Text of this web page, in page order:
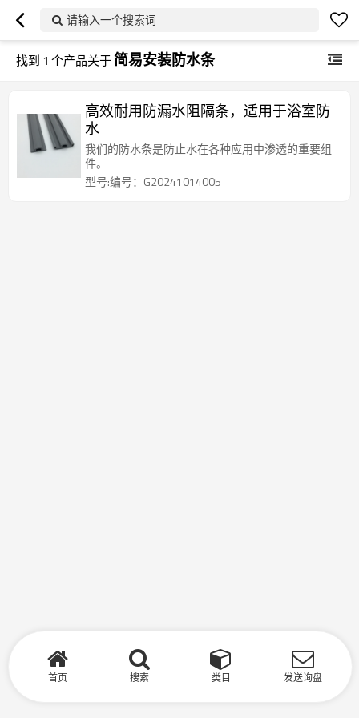
请输入一个搜索词
找到 1 个产品关于简易安装防水条
高效耐用防漏水阻隔条，适用于浴室防
水
我们的防水条是防止水在各种应用中渗透的重要组
件。
型号:编号：G20241014005
首页 搜索 类目 发送询盘